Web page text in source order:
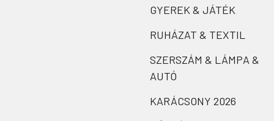
GYEREK & JÁTÉK
RUHÁZAT & TEXTIL
SZERSZÁM & LÁMPA &
AUTÓ
KARÁCSONY 2026